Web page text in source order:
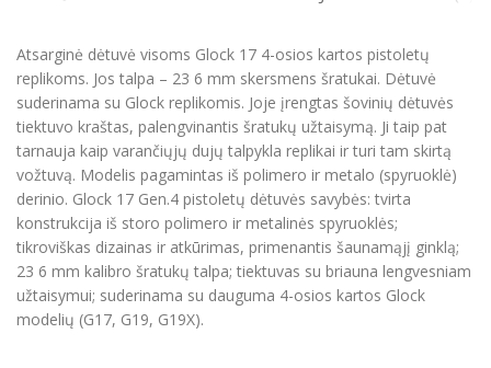
Atsarginė dėtuvė visoms Glock 17 4-osios kartos pistoletų
replikoms. Jos talpa – 23 6 mm skersmens šratukai. Dėtuvė
suderinama su Glock replikomis. Joje įrengtas šovinių dėtuvės
tiektuvo kraštas, palengvinantis šratukų užtaisymą. Ji taip pat
tarnauja kaip varančiųjų dujų talpykla replikai ir turi tam skirtą
vožtuvą. Modelis pagamintas iš polimero ir metalo (spyruoklė)
derinio. Glock 17 Gen.4 pistoletų dėtuvės savybės: tvirta
konstrukcija iš storo polimero ir metalinės spyruoklės;
tikroviškas dizainas ir atkūrimas, primenantis šaunamąjį ginklą;
23 6 mm kalibro šratukų talpa; tiektuvas su briauna lengvesniam
užtaisymui; suderinama su dauguma 4-osios kartos Glock
modelių (G17, G19, G19X).